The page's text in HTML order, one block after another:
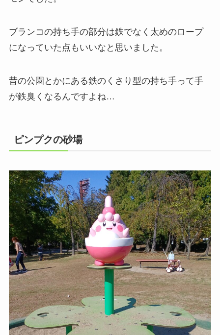
ブランコの持ち手の部分は鉄でなく太めのロープ
になっていた点もいいなと思いました。
昔の公園とかにある鉄のくさり型の持ち手って手
が鉄臭くなるんですよね…
ピンプクの砂場